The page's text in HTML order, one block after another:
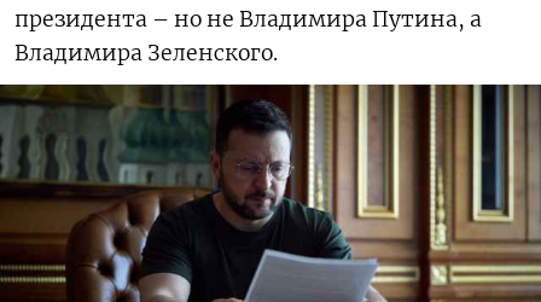
президента – но не Владимира Путина, а
Владимира Зеленского.